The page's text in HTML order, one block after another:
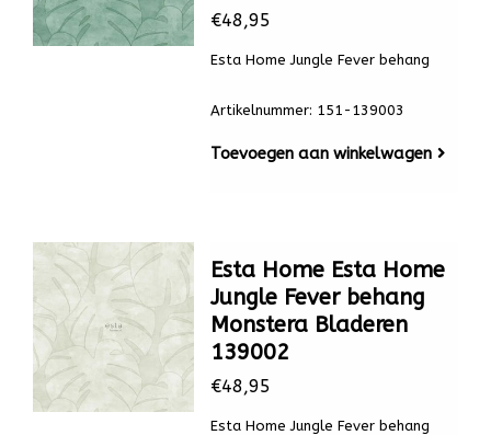
€48,95
Esta Home Jungle Fever behang
Artikelnummer: 151-139003
Toevoegen aan winkelwagen
Esta Home Esta Home
Jungle Fever behang
Monstera Bladeren
139002
€48,95
Esta Home Jungle Fever behang